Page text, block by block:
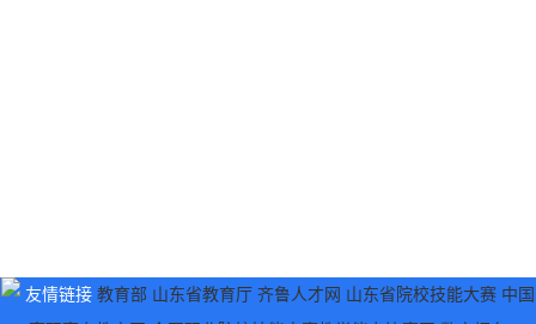
友情链接 教育部 山东省教育厅 齐鲁人才网 山东省院校技能大赛 中国